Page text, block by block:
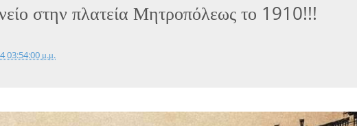
στην πλατεία Μητροπόλεως το 1910!!!
03:54:00 μ.μ.